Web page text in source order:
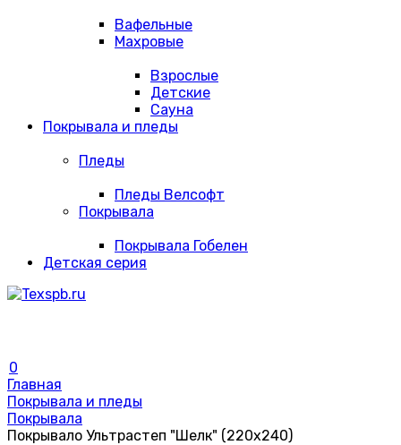
Вафельные
Махровые
Взрослые
Детские
Сауна
Покрывала и пледы
Пледы
Пледы Велсофт
Покрывала
Покрывала Гобелен
Детская серия
0
Главная
Покрывала и пледы
Покрывала
Покрывало Ультрастеп "Шелк" (220х240)